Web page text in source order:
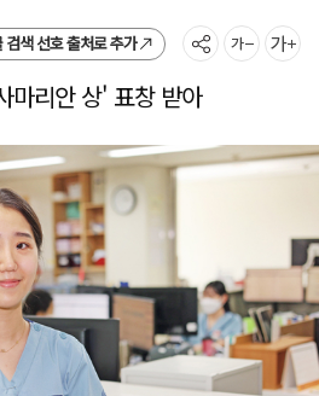
검색 선호 출처로 추가
마리안 상' 표창 받아